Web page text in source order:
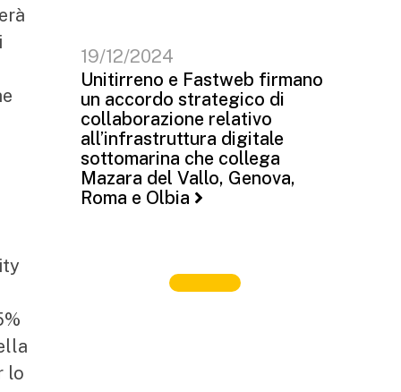
lo
19/12/2024
Unitirreno e Fastweb firmano
un accordo strategico di
collaborazione relativo
all’infrastruttura digitale
sottomarina che collega
Mazara del Vallo, Genova,
Roma e Olbia